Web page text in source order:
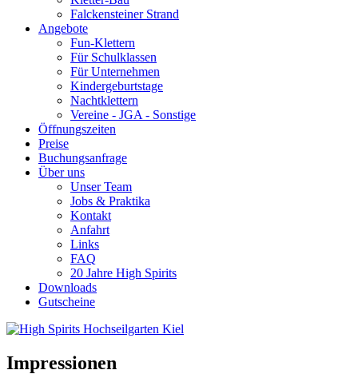
Falckensteiner Strand
Angebote
Fun-Klettern
Für Schulklassen
Für Unternehmen
Kindergeburtstage
Nachtklettern
Vereine - JGA - Sonstige
Öffnungszeiten
Preise
Buchungsanfrage
Über uns
Unser Team
Jobs & Praktika
Kontakt
Anfahrt
Links
FAQ
20 Jahre High Spirits
Downloads
Gutscheine
Impressionen